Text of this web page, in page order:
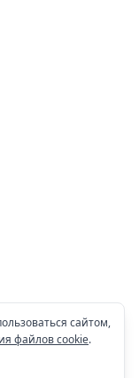
сайтом,
файлов cookie.